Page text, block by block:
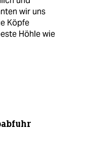
wir uns
Köpfe
Höhle wie